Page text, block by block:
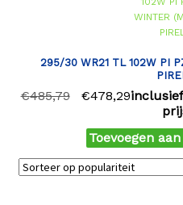
295/30 WR21 TL 102W PI
€485,79 €478,29
Toevoegen